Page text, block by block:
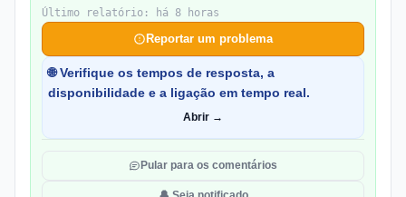
Último relatório: há 8 horas
Reportar um problema
🌐 Verifique os tempos de resposta, a
disponibilidade e a ligação em tempo real.
Abrir →
Pular para os comentários